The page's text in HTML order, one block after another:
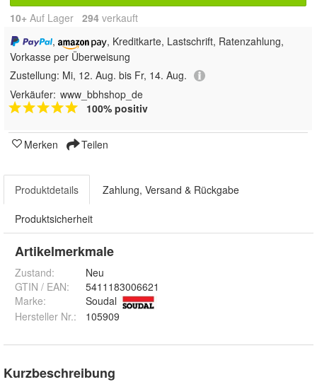
10+ Auf Lager 294 verkauft
,
, Kreditkarte, Lastschrift, Ratenzahlung,
Vorkasse per Überweisung
Zustellung: Mi, 12. Aug. bis Fr, 14. Aug.
Verkäufer: www_bbhshop_de
100% positiv
Merken Teilen
Produktdetails Zahlung, Versand & Rückgabe
Produktsicherheit
Artikelmerkmale
Zustand:
Neu
GTIN / EAN:
5411183006621
Marke:
Soudal
Hersteller Nr.:
105909
Kurzbeschreibung